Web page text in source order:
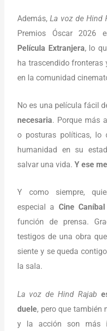
Además,La voz de Hind
Premios Óscar 2026
Película Extranjera, lo
ha trascendido fronteras
en la comunidad
No es una película fácil
necesaria. Porque más
o posturas políticas, lo
humanidad en su
salvar una vida.Y ese
Y como siempre,
especial a Cine Caníbal
función de prensa.
testigos de una obra
siente y se queda
la sala.
La voz de Hind Rajab
duele, pero que también
y la acción son más